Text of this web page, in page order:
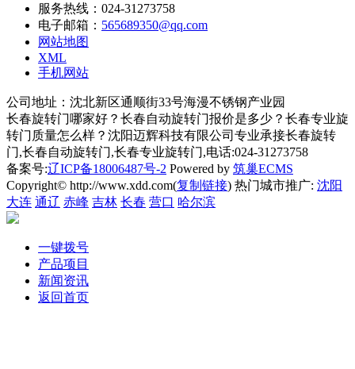
服务热线：024-31273758
电子邮箱： 565689350@qq.com
网站地图
XML
手机网站
公司地址：沈北新区通顺街33号海漫不锈钢产业园
长春旋转门哪家好？长春自动旋转门报价是多少？长春专业旋
转门质量怎么样？沈阳迈辉科技有限公司专业承接长春旋转
门,长春自动旋转门,长春专业旋转门,电话:024-31273758
备案号:辽ICP备18006487号-2 Powered by 筑巢ECMS
Copyright© http://www.xdd.com(复制链接) 热门城市推广: 沈阳
大连 通辽 赤峰 吉林 长春 营口 哈尔滨
一键拨号
产品项目
新闻资讯
返回首页